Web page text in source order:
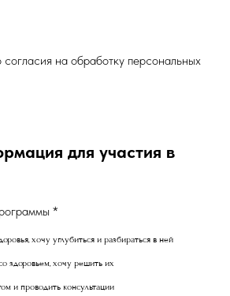
на обработку персональных
для участия в
*
хочу углубиться и разбираться в ней
здоровьем, хочу решить их
и проводить консультации